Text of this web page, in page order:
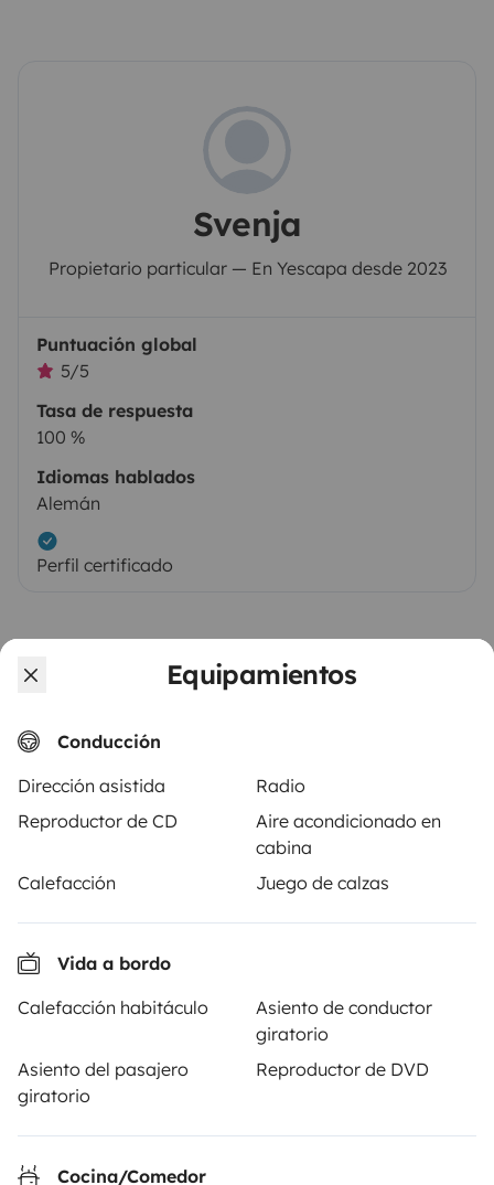
Equipamientos
Conducción
Dirección asistida
Radio
Reproductor de CD
Aire acondicionado en
cabina
Calefacción
Juego de calzas
Vida a bordo
Calefacción habitáculo
Asiento de conductor
giratorio
Asiento del pasajero
giratorio
Reproductor de DVD
Cocina/Comedor
Svenja
Propietario particular — En Yescapa desde 2023
Puntuación global
5/5
Tasa de respuesta
100 %
Idiomas hablados
Alemán
Perfil certificado
Vehículos similares cerca de Plankstadt
No hay vehículos similares a este anuncio.
92 € /día
Solicitud de alquiler